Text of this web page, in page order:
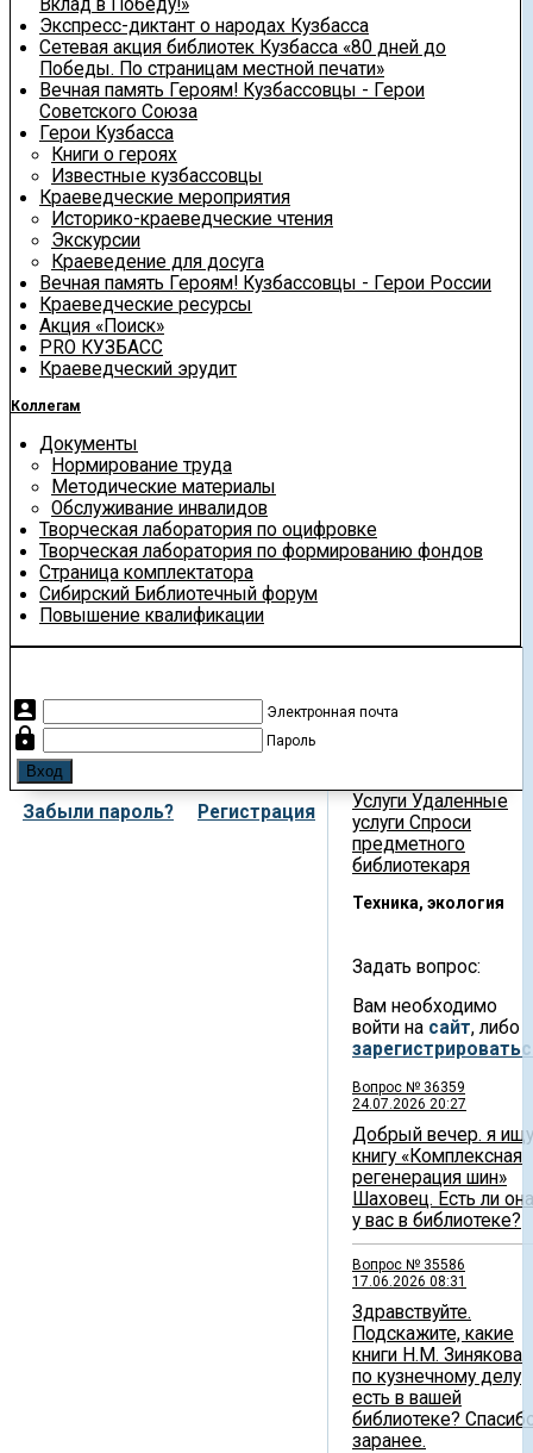
Экспресс-диктант о народах Кузбасса
Сетевая акция библиотек Кузбасса «80 дней до
Победы. По страницам местной печати»
Вечная память Героям! Кузбассовцы - Герои
Советского Союза
Герои Кузбасса
Книги о героях
Известные кузбассовцы
Краеведческие мероприятия
Историко-краеведческие чтения
Экскурсии
Краеведение для досуга
Вечная память Героям! Кузбассовцы - Герои России
Краеведческие ресурсы
Акция «Поиск»
PRO КУЗБАСС
Краеведческий эрудит
Коллегам
Документы
Нормирование труда
Методические материалы
Обслуживание инвалидов
Творческая лаборатория по оцифровке
Творческая лаборатория по формированию фондов
Страница комплектатора
Сибирский Библиотечный форум
Повышение квалификации
account_box Электронная почта
lock Пароль
Забыли пароль? Регистрация УслугиУдаленные
услуги Спроси
предметного
библиотекаря
Техника, экология
Задать вопрос:
Вам необходимо
войти на сайт, либо
Вопрос № 36359
24.07.2026 20:27
Добрый вечер. я ищу
книгу «Комплексная
регенерация шин»
Шаховец. Есть ли она
у вас в библиотеке?
Вопрос № 35586
17.06.2026 08:31
Здравствуйте.
Подскажите, какие
книги Н.М. Зинякова
по кузнечному делу
есть в вашей
библиотеке?
заранее.